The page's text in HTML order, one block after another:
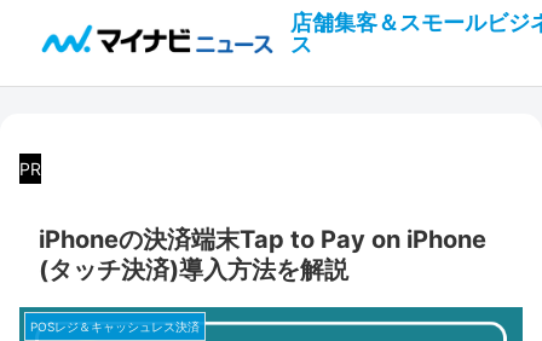
店舗集客＆スモールビジ
ス
PR
iPhoneの決済端末Tap to Pay on iPhone
(タッチ決済)導入方法を解説
POSレジ＆キャッシュレス決済